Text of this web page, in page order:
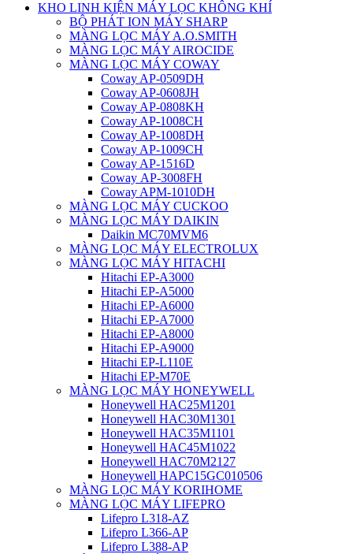
KHO LINH KIỆN MÁY LỌC KHÔNG KHÍ
BỘ PHÁT ION MÁY SHARP
MÀNG LỌC MÁY A.O.SMITH
MÀNG LỌC MÁY AIROCIDE
MÀNG LỌC MÁY COWAY
Coway AP-0509DH
Coway AP-0608JH
Coway AP-0808KH
Coway AP-1008CH
Coway AP-1008DH
Coway AP-1009CH
Coway AP-1516D
Coway AP-3008FH
Coway APM-1010DH
MÀNG LỌC MÁY CUCKOO
MÀNG LỌC MÁY DAIKIN
Daikin MC70MVM6
MÀNG LỌC MÁY ELECTROLUX
MÀNG LỌC MÁY HITACHI
Hitachi EP-A3000
Hitachi EP-A5000
Hitachi EP-A6000
Hitachi EP-A7000
Hitachi EP-A8000
Hitachi EP-A9000
Hitachi EP-L110E
Hitachi EP-M70E
MÀNG LỌC MÁY HONEYWELL
Honeywell HAC25M1201
Honeywell HAC30M1301
Honeywell HAC35M1101
Honeywell HAC45M1022
Honeywell HAC70M2127
Honeywell HAPC15GC010506
MÀNG LỌC MÁY KORIHOME
MÀNG LỌC MÁY LIFEPRO
Lifepro L318-AZ
Lifepro L366-AP
Lifepro L388-AP